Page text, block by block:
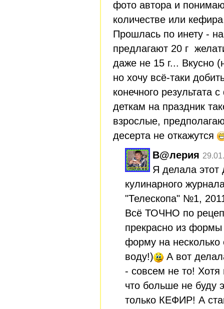
фото автора и
количестве или
Прошлась по инету -
предлагают 20 г
даже не 15 г... Вкусно
но хочу всё-таки
конечного результата
деткам на праздник
взрослые,
десерта не откажутся
В@лерия
Я делала этот
кулинарного
"Телескопа" №1,
Всё ТОЧНО по
прекрасно из
форму на несколько
воду!)
А вот
- совсем не то!
что больше не буду
только КЕФИР! А